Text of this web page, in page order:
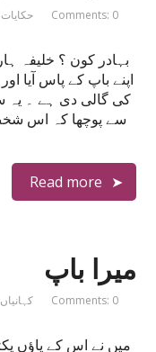
Comments: 0
بہادر کون ؟ خلیفہ
اپنے باپ کے پاس آیا
کی گالی دی ہے ۔ یہ
سے پوچھا کہ اس
Read more
میرا باپ
کہانیاں Comments: 0
میں نے اس کے پاؤں